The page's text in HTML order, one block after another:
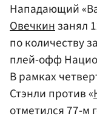
Нападающий
Овечкинзанял
по количеству
плей-офф
В рамках
Стэнли против «
отметился 77-м